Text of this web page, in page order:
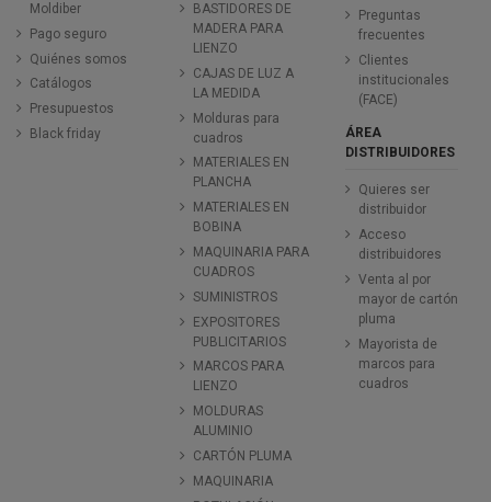
Moldiber
Pago seguro
Quiénes somos
Catálogos
Presupuestos
Black friday
BASTIDORES DE
MADERA PARA
LIENZO
CAJAS DE LUZ A
LA MEDIDA
Molduras para
cuadros
MATERIALES EN
PLANCHA
MATERIALES EN
BOBINA
MAQUINARIA PARA
CUADROS
SUMINISTROS
EXPOSITORES
PUBLICITARIOS
MARCOS PARA
LIENZO
MOLDURAS
ALUMINIO
CARTÓN PLUMA
MAQUINARIA
Preguntas
frecuentes
Clientes
institucionales
(FACE)
ÁREA
DISTRIBUIDORES
Quieres ser
distribuidor
Acceso
distribuidores
Venta al por
mayor de cartón
pluma
Mayorista de
marcos para
cuadros